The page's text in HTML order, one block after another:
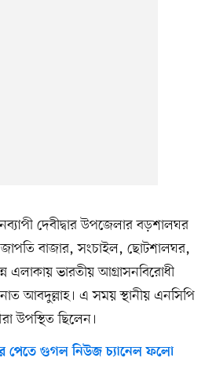
দেবীদ্বার উপজেলার বড়শালঘর
বাজার, সংচাইল, ছোটশালঘর,
এলাকায় ভারতীয় আগ্রাসনবিরোধী
আবদুল্লাহ। এ সময় স্থানীয় এনসিপি
উপস্থিত ছিলেন।
পেতে গুগল নিউজ চ্যানেল ফলো